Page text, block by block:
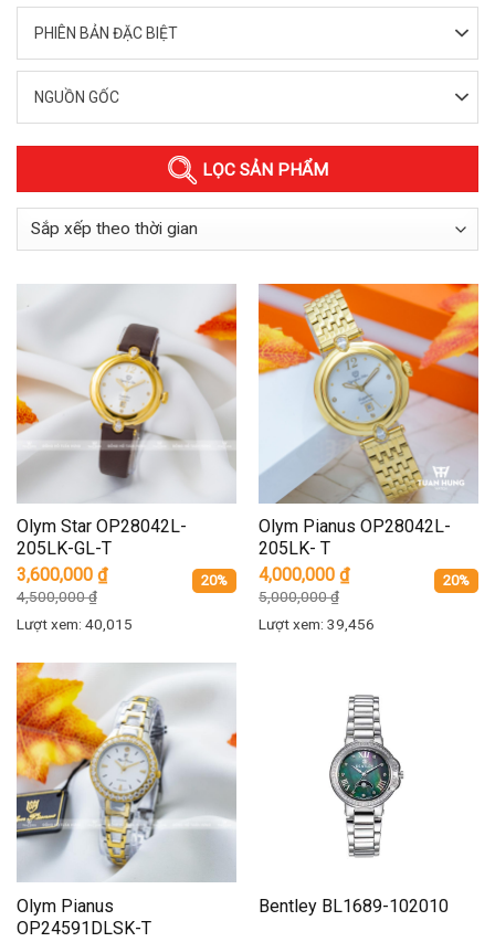
PHIÊN BẢN ĐẶC BIỆT
NGUỒN GỐC
LỌC SẢN PHẨM
Olym Star OP28042L-
205LK-GL-T
3,600,000 ₫
4,500,000₫
20%
Lượt xem: 40,015
Olym Pianus OP28042L-
205LK- T
4,000,000 ₫
5,000,000₫
20%
Lượt xem: 39,456
Olym Pianus
OP24591DLSK-T
Bentley BL1689-102010